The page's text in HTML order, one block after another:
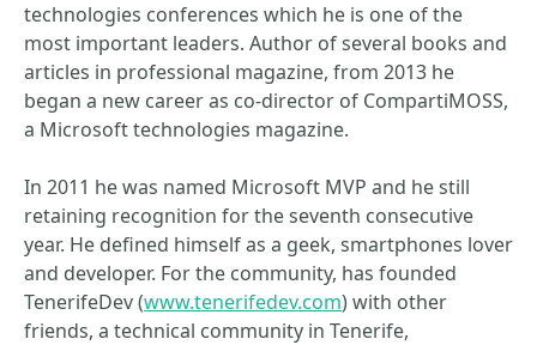
technologies conferences which he is one of the
most important leaders. Author of several books and
articles in professional magazine, from 2013 he
began a new career as co-director of CompartiMOSS,
a Microsoft technologies magazine.
In 2011 he was named Microsoft MVP and he still
retaining recognition for the seventh consecutive
year. He defined himself as a geek, smartphones lover
and developer. For the community, has founded
TenerifeDev (www.tenerifedev.com) with other
friends, a technical community in Tenerife,